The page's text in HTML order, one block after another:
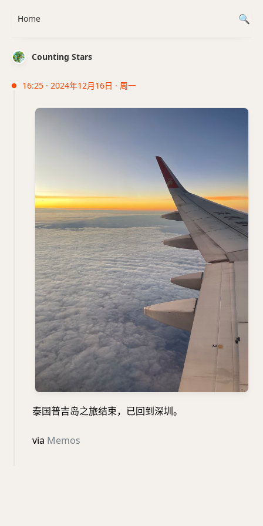
Counting Stars
16:25 · 2024年12月16日 · 周一
泰国普吉岛之旅结束，已回到深圳。
via Memos
Home